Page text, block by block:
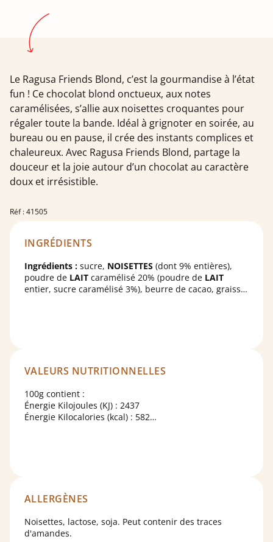
Le Ragusa Friends Blond, c’est la gourmandise à l’état
fun ! Ce chocolat blond onctueux, aux notes
caramélisées, s’allie aux noisettes croquantes pour
régaler toute la bande. Idéal à grignoter en soirée, au
bureau ou en pause, il crée des instants complices et
chaleureux. Avec Ragusa Friends Blond, partage la
douceur et la joie autour d’un chocolat au caractère
doux et irrésistible.
Réf : 41505
INGRÉDIENTS
Ingrédients : sucre, NOISETTES (dont 9% entières),
poudre de LAIT caramélisé 20% (poudre de LAIT
entier, sucre caramélisé 3%), beurre de cacao, graisse
VALEURS NUTRITIONNELLES
100g contient :
Énergie Kilojoules (KJ) : 2437
Énergie Kilocalories (kcal) : 582
Sel : 0.01g
ALLERGÈNES
Noisettes, lactose, soja. Peut contenir des traces
d'amandes.